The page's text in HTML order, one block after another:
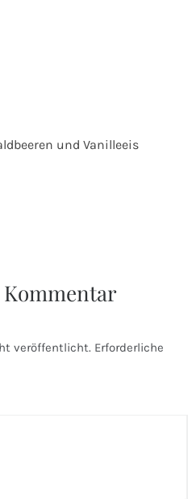
und Vanilleeis
veröffentlicht. Erforderliche